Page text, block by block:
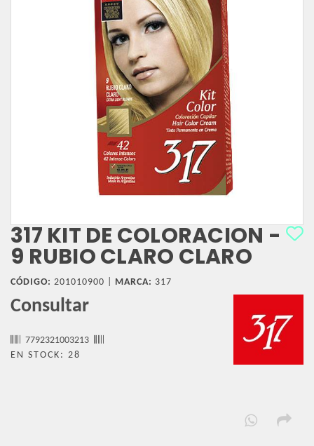
317 KIT DE COLORACION -
9 RUBIO CLARO CLARO
CÓDIGO: 201010900 | MARCA: 317
Consultar
7792321003213
EN STOCK: 28